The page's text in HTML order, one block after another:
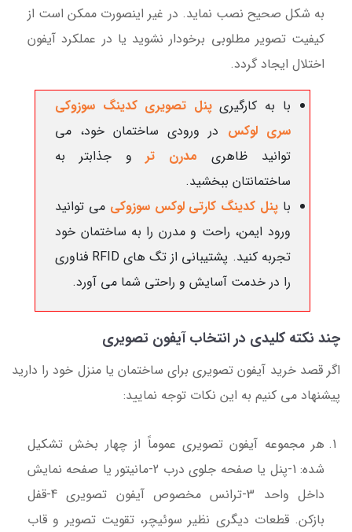
به شکل صحیح نصب نماید. در غیر اینصورت ممکن است از
کیفیت تصویر مطلوبی برخودار نشوید یا در عملکرد آیفون
اختلال ایجاد گردد.
با به کارگیریپنل تصویری کدینگ سوزوکی
سری لوکس در ورودی ساختمان خود، می
توانید ظاهری مدرن ترو جذابتر به
ساختمانتان ببخشید.
باپنل کدینگ کارتی لوکس سوزوکیمی توانید
ورود ایمن، راحت و مدرن را به ساختمان خود
تجربه کنید. پشتیبانی از تگ های RFID فناوری
را در خدمت آسایش و راحتی شما می آورد.
چند نکته کلیدی در انتخاب آیفون تصویری
اگر قصد خرید آیفون تصویری برای ساختمان یا منزل خود را دارید
پیشنهاد می کنیم به این نکات توجه نمایید:
هر مجموعه آیفون تصویری عموماً از چهار بخش تشکیل
شده: 1-پنل یا صفحه جلوی درب 2-مانیتور یا صفحه نمایش
داخل واحد 3-ترانس مخصوص آیفون تصویری 4-قفل
بازکن. قطعات دیگری نظیر سوئیچر، تقویت تصویر و قاب